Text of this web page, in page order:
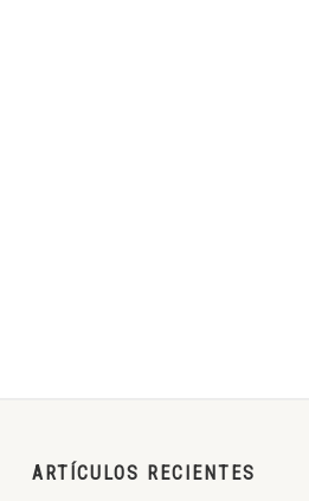
ARTÍCULOS RECIENTES